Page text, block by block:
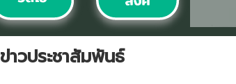
ข่าวประชาสัมพันธ์